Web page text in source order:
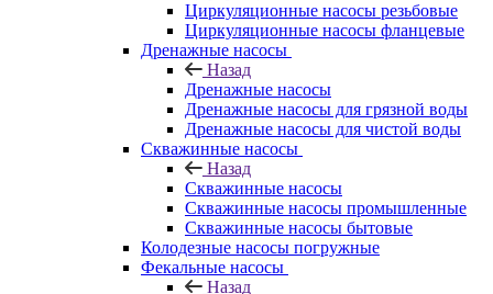
Циркуляционные насосы резьбовые
Циркуляционные насосы фланцевые
Дренажные насосы
Назад
Дренажные насосы
Дренажные насосы для грязной воды
Дренажные насосы для чистой воды
Скважинные насосы
Назад
Скважинные насосы
Скважинные насосы промышленные
Скважинные насосы бытовые
Колодезные насосы погружные
Фекальные насосы
Назад